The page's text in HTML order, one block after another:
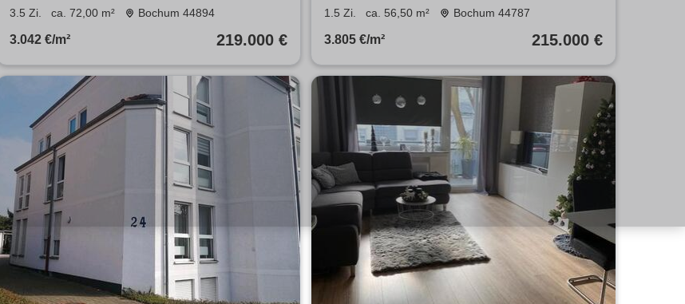
72 m²
3.5 Zi. ca. 72,00 m² Bochum 44894
3.042 €/m² 219.000 €
Ost-Balkon
1.5 Zi. ca. 56,50 m² Bochum 44787
3.805 €/m² 215.000 €